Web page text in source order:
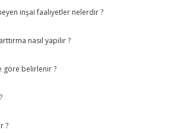
inşai faaliyetler nelerdir ?
nasıl yapılır ?
göre belirlenir ?
?